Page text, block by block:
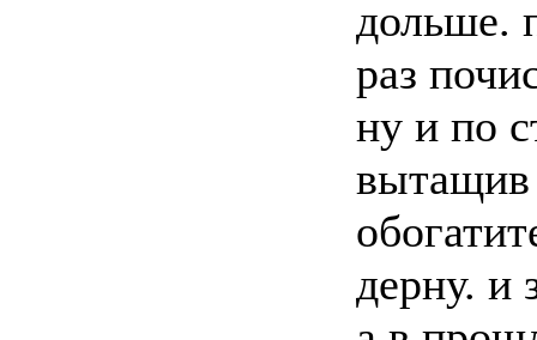
дольше.
раз
ну и по
вытащив
дерну. и